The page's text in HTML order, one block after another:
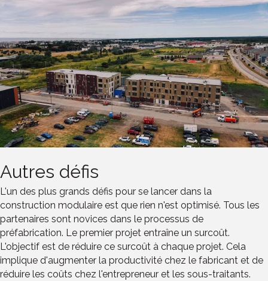
Autres défis
L'un des plus grands défis pour se lancer dans la
construction modulaire est que rien n'est optimisé. Tous les
partenaires sont novices dans le processus de
préfabrication. Le premier projet entraîne un surcoût.
L'objectif est de réduire ce surcoût à chaque projet. Cela
implique d'augmenter la productivité chez le fabricant et de
réduire les coûts chez l'entrepreneur et les sous-traitants.